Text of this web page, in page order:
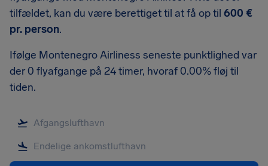
tilfældet, kan du være berettiget til at få op til 600 €
pr. person.
Ifølge Montenegro Airliness seneste punktlighed var
der 0 flyafgange på 24 timer, hvoraf 0.00% fløj til
tiden.